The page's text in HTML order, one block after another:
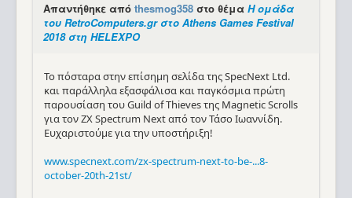
Απαντήθηκε από thesmog358 στο θέμα Η ομάδα
του RetroComputers.gr στο Athens Games Festival
2018 στη HELEXPO
Το πόσταρα στην επίσημη σελίδα της SpecNext Ltd.
και παράλληλα εξασφάλισα και παγκόσμια πρώτη
παρουσίαση του Guild of Thieves της Magnetic Scrolls
για τον ZX Spectrum Next από τον Τάσο Ιωαννίδη.
Ευχαριστούμε για την υποστήριξη!
www.specnext.com/zx-spectrum-next-to-be-...8-
october-20th-21st/